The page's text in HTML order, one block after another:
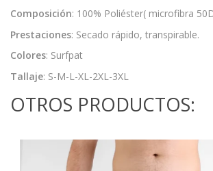
Composición: 100% Poliéster( microfibra
Prestaciones: Secado rápido, transpirable.
Colores: Surfpat
Tallaje: S-M-L-XL-2XL-3XL
OTROS PRODUCTOS: